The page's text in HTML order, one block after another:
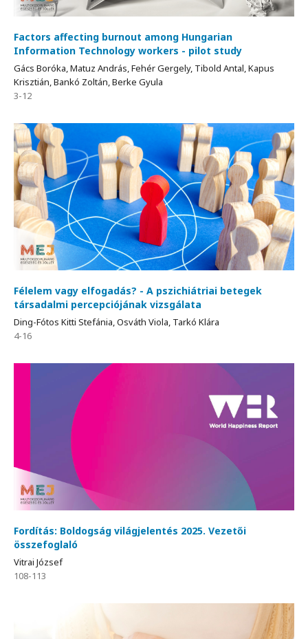
Factors affecting burnout among Hungarian
Information Technology workers - pilot study
Gács Boróka, Matuz András, Fehér Gergely, Tibold Antal, Kapus
Krisztián, Bankó Zoltán, Berke Gyula
3-12
Félelem vagy elfogadás? - A pszichiátriai betegek
társadalmi percepciójának vizsgálata
Ding-Fótos Kitti Stefánia, Osváth Viola, Tarkó Klára
4-16
Fordítás: Boldogság világjelentés 2025. Vezetői
összefoglaló
Vitrai József
108-113